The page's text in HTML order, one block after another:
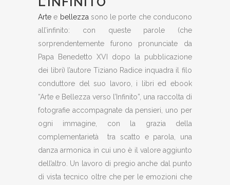
Arte e bellezza sono le porte che conducono
all’infinito: con queste parole (che
sorprendentemente furono pronunciate da
Papa Benedetto XVI dopo la pubblicazione
dei libri) l’autore Tiziano Radice inquadra il filo
conduttore del suo lavoro, i libri ed ebook
“Arte e Bellezza verso l’Infinito”, una raccolta di
fotografie accompagnate da pensieri, uno per
ogni immagine, con la grazia della
complementarietà tra scatto e parola, una
danza armonica in cui uno è il valore aggiunto
dell’altro. Un lavoro di pregio anche dal punto
di vista tecnico oltre che per le emozioni che